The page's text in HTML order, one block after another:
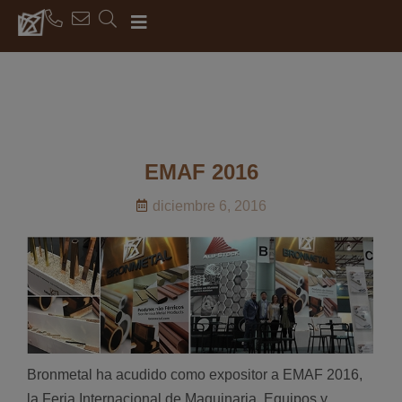
EMAF 2016
diciembre 6, 2016
Bronmetal ha acudido como expositor a EMAF 2016,
la Feria Internacional de Maquinaria, Equipos y